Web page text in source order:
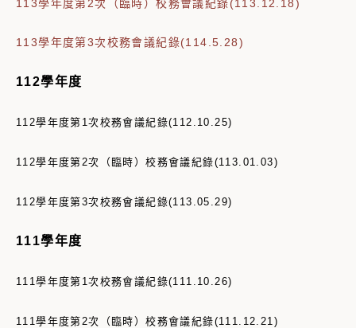
113學年度第2次（臨時）校務會議紀錄(113.12.18)
113學年度第3次校務會議紀錄(114.5.28)
112學年度
112學年度第1次 校務會議紀錄(112.10.25)
112學年度第2次（臨時）校務會議紀錄(113.01.03)
112學年度第3次 校務會議紀錄(113.05.29)
111學年度
111學年度第1次 校務會議紀錄(111.10.26)
111學年度第2次（臨時）校務會議紀錄(111.12.21)